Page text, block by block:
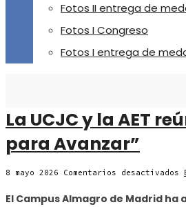
Fotos II entrega de
Fotos I Congreso
Fotos I entrega de
La UCJC y la AET
para Avanzar”
8 mayo 2026 Comentarios desactivados
y
El Campus Almagro de Madrid